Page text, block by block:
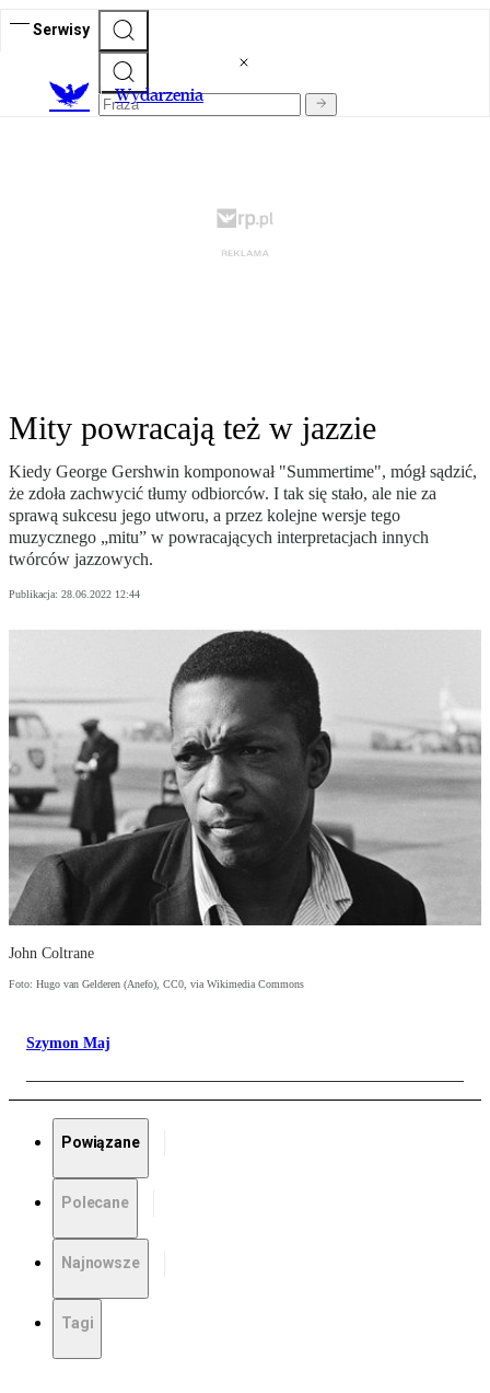
Serwisy
Wydarzenia
Mity powracają też w jazzie
Kiedy George Gershwin komponował "Summertime", mógł sądzić,
że zdoła zachwycić tłumy odbiorców. I tak się stało, ale nie za
sprawą sukcesu jego utworu, a przez kolejne wersje tego
muzycznego „mitu” w powracających interpretacjach innych
twórców jazzowych.
Publikacja: 28.06.2022 12:44
John Coltrane
Foto: Hugo van Gelderen (Anefo), CC0, via Wikimedia Commons
Szymon Maj
Powiązane
Polecane
Najnowsze
Tagi